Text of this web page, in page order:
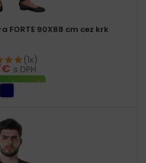
90X88 cm cez krk
(1x)
€ s DPH